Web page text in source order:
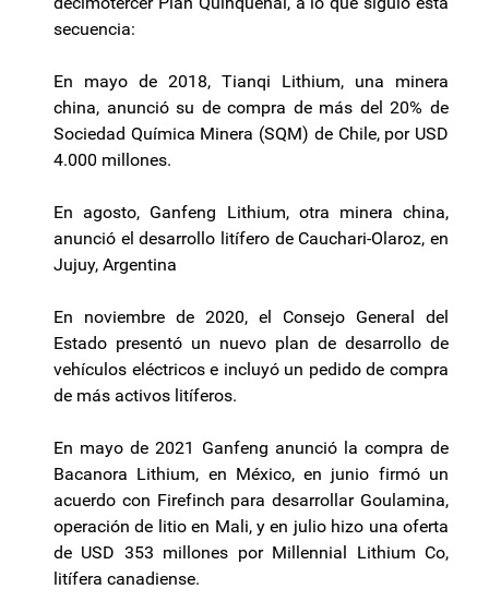
secuencia:
En mayo de 2018, Tianqi Lithium, una minera
china, anunció su de compra de más del 20% de
Sociedad Química Minera (SQM) de Chile, por USD
4.000 millones.
En agosto, Ganfeng Lithium, otra minera china,
anunció el desarrollo litífero de Cauchari-Olaroz, en
Jujuy, Argentina
En noviembre de 2020, el Consejo General del
Estado presentó un nuevo plan de desarrollo de
vehículos eléctricos e incluyó un pedido de compra
de más activos litíferos.
En mayo de 2021 Ganfeng anunció la compra de
Bacanora Lithium, en México, en junio firmó un
acuerdo con Firefinch para desarrollar Goulamina,
operación de litio en Mali, y en julio hizo una oferta
de USD 353 millones por Millennial Lithium Co,
litífera canadiense.